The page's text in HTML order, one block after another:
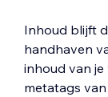
Inhoud blijft
handhaven
inhoud van
metatags